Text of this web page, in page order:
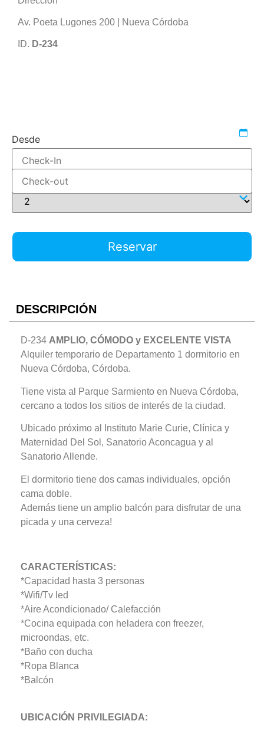
Av. Poeta Lugones 200 | Nueva Córdoba
ID. D-234
Desde
Hasta
Adultos
Reservar
DESCRIPCIÓN
D-234 AMPLIO, CÓMODO y EXCELENTE VISTA
Alquiler temporario de Departamento 1 dormitorio en
Nueva Córdoba, Córdoba.
Tiene vista al Parque Sarmiento en Nueva Córdoba,
cercano a todos los sitios de interés de la ciudad.
Ubicado próximo al Instituto Marie Curie, Clínica y
Maternidad Del Sol, Sanatorio Aconcagua y al
Sanatorio Allende.
El dormitorio tiene dos camas individuales, opción
cama doble.
Además tiene un amplio balcón para disfrutar de una
picada y una cerveza!
CARACTERÍSTICAS:
*Capacidad hasta 3 personas
*Wifi/Tv led
*Aire Acondicionado/ Calefacción
*Cocina equipada con heladera con freezer,
microondas, etc.
*Baño con ducha
*Ropa Blanca
*Balcón
UBICACIÓN PRIVILEGIADA: